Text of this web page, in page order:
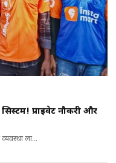
प्राइवेट नौकरी और
ला...